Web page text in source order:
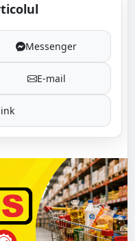
Messenger
E-mail